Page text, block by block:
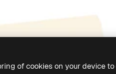
of cookies on your device